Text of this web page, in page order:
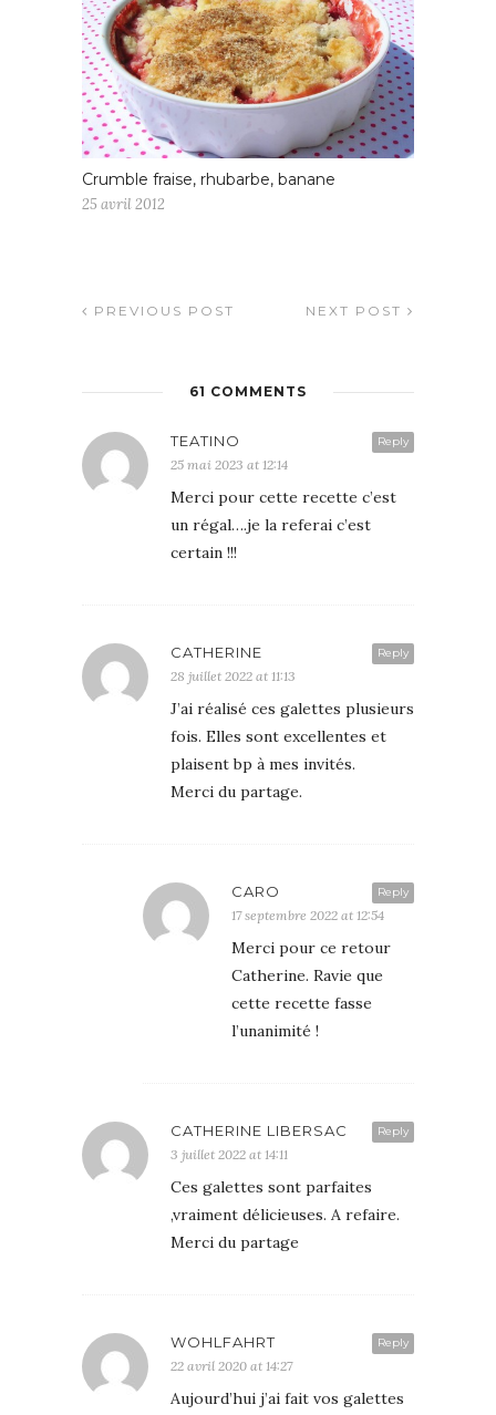
Crumble fraise, rhubarbe, banane
25 avril 2012
PREVIOUS POST NEXT POST
61 COMMENTS
Reply
TEATINO
25 mai 2023 at 12:14
Merci pour cette recette c’est
un régal….je la referai c’est
certain !!!
Reply
CATHERINE
28 juillet 2022 at 11:13
J’ai réalisé ces galettes plusieurs
fois. Elles sont excellentes et
plaisent bp à mes invités.
Merci du partage.
Reply
CARO
17 septembre 2022 at 12:54
Merci pour ce retour
Catherine. Ravie que
cette recette fasse
l’unanimité !
Reply
CATHERINE LIBERSAC
3 juillet 2022 at 14:11
Ces galettes sont parfaites
,vraiment délicieuses. A refaire.
Merci du partage
Reply
WOHLFAHRT
22 avril 2020 at 14:27
Aujourd’hui j’ai fait vos galettes